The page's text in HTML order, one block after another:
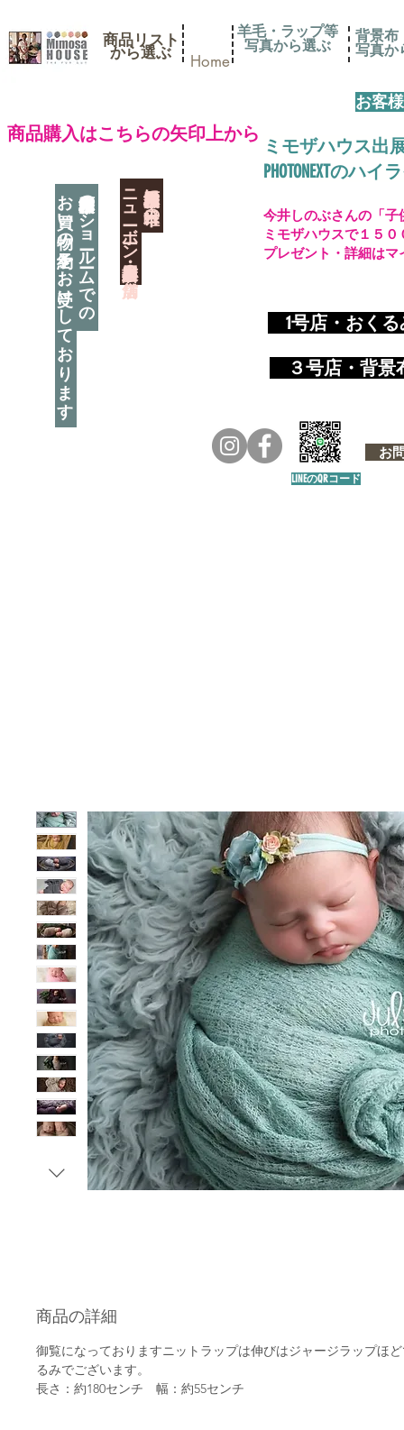
商品リスト
​から選ぶ Home
​商品購入はこちらの矢印上から
神奈川県相模原市に日本唯一の
​ニューボーン撮影用小道具店・３店舗
羊毛・ラップ等
写真から選ぶ
背景布
写真か
お客
ミモザハウス出
PHOTONEXTのハ
神奈川県相模原市のショールームでの
お買い物の予約をお受けしております 1号店・おく
​ ３号店・背
お
今井しのぶさんの「
ミモザハウスで１５
プレゼント・詳細は
LINEのQRコード
商品の詳細
御覧になっておりますニットラップは伸びはジャージラップほ
るみでございます。
長さ：約180センチ 幅：約55センチ